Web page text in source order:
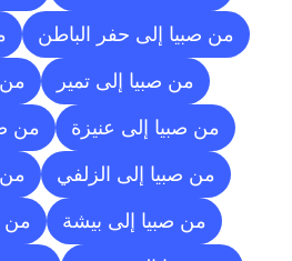
من صبيا إلى حفر الباطن
من صبيا إلى تمير من
من صبيا إلى عنيزة من
من صبيا إلى الزلفي من
من صبيا إلى بيشة من